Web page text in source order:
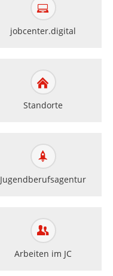
jobcenter.digital
Standorte
Jugendberufsagentur
Arbeiten im JC